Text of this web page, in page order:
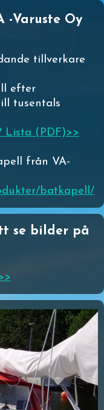
-Varuste Oy
tillverkare
efter
tusentals
Lista (PDF)>>
från VA-
batkapell/
se bilder på